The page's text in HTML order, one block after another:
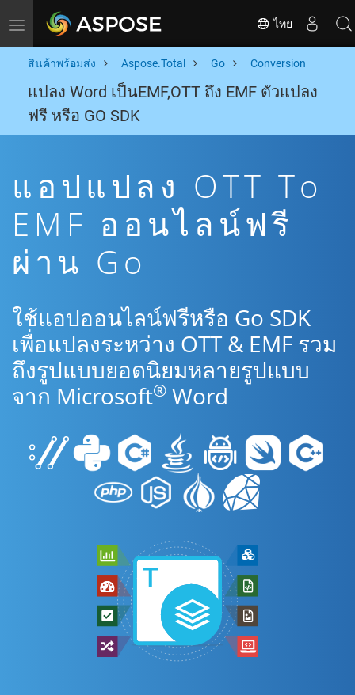
Toggle navigation ไทย
สินค้าพร้อมส่ง Aspose.Total Go Conversion
แปลง Word เป็นEMF,OTT ถึง EMF ตัวแปลง
ฟรี หรือ GO SDK
แอปแปลง OTT To
EMF ออนไลน์ฟรี
ผ่าน Go
ใช้แอปออนไลน์ฟรีหรือ Go SDK
เพื่อแปลงระหว่าง OTT & EMF รวม
ถึงรูปแบบยอดนิยมหลายรูปแบบ
จาก Microsoft® Word